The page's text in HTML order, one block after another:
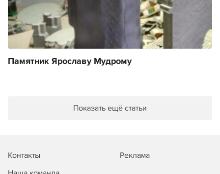
Памятник Ярославу Мудрому
Показать ещё статьи
Контакты
Реклама